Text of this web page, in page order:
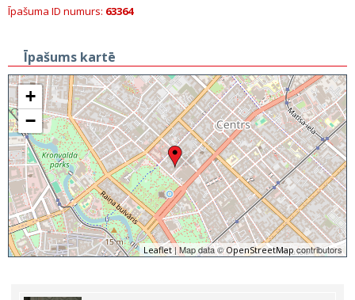
Īpašuma ID numurs: 63364
Īpašums kartē
+
−
Leaflet| Map data ©OpenStreetMapcontributors